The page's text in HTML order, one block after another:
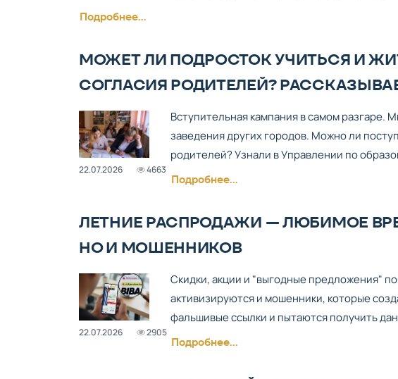
Подробнее...
МОЖЕТ ЛИ ПОДРОСТОК УЧИТЬСЯ И
СОГЛАСИЯ РОДИТЕЛЕЙ?
22.07.2026 4663
Вступительная кампания в самом разгаре.
заведения других городов. Можно ли
родителей? Узнали в Управлении по
Подробнее...
ЛЕТНИЕ РАСПРОДАЖИ — ЛЮБИМОЕ
НО И МОШЕННИКОВ
22.07.2026 2905
Скидки, акции и "выгодные предложения"
активизируются и мошенники, которые
фальшивые ссылки и пытаются получить
Подробнее...